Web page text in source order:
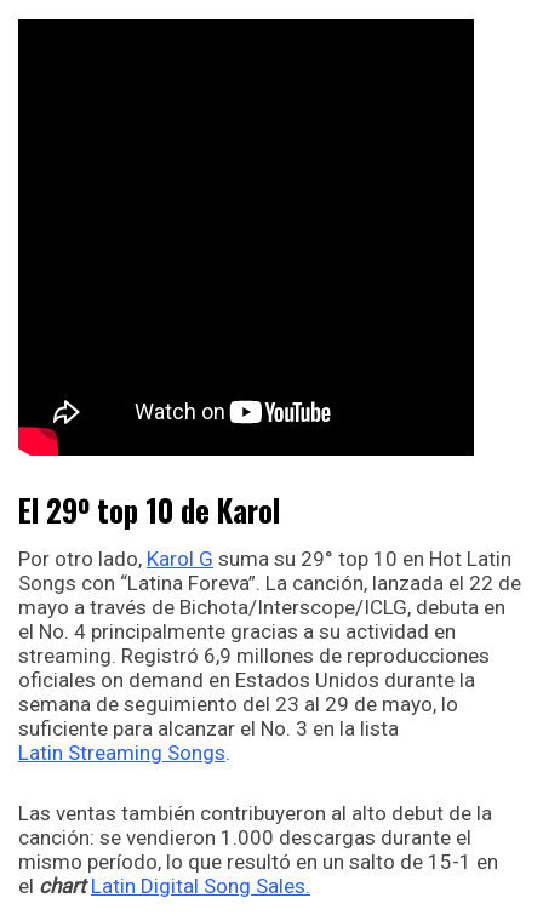
El 29º top 10 de Karol
Por otro lado, Karol G suma su 29° top 10 en Hot Latin
Songs con “Latina Foreva”. La canción, lanzada el 22 de
mayo a través de Bichota/Interscope/ICLG, debuta en
el No. 4 principalmente gracias a su actividad en
streaming. Registró 6,9 millones de reproducciones
oficiales on demand en Estados Unidos durante la
semana de seguimiento del 23 al 29 de mayo, lo
suficiente para alcanzar el No. 3 en la lista
Latin Streaming Songs.
Las ventas también contribuyeron al alto debut de la
canción: se vendieron 1.000 descargas durante el
mismo período, lo que resultó en un salto de 15-1 en
el chart Latin Digital Song Sales.